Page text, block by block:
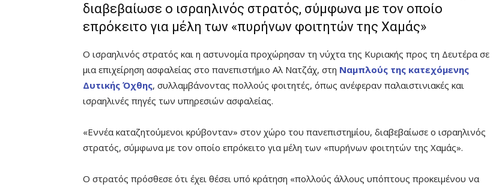
διαβεβαίωσε ο ισραηλινός στρατός, σύμφωνα με τον οποίο
επρόκειτο για μέλη των «πυρήνων φοιτητών της Χαμάς»
Ο ισραηλινός στρατός και η αστυνομία προχώρησαν τη νύχτα της Κυριακής προς τη Δευτέρα σε
μια επιχείρηση ασφαλείας στο πανεπιστήμιο Αλ Νατζάχ, στη Ναμπλούς της κατεχόμενης
Δυτικής Όχθης, συλλαμβάνοντας πολλούς φοιτητές, όπως ανέφεραν παλαιστινιακές και
ισραηλινές πηγές των υπηρεσιών ασφαλείας.
«Εννέα καταζητούμενοι κρύβονταν» στον χώρο του πανεπιστημίου, διαβεβαίωσε ο ισραηλινός
στρατός, σύμφωνα με τον οποίο επρόκειτο για μέλη των «πυρήνων φοιτητών της Χαμάς».
Ο στρατός πρόσθεσε ότι έχει θέσει υπό κράτηση «πολλούς άλλους υπόπτους προκειμένου να